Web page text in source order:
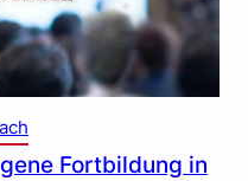
Fortbildung in